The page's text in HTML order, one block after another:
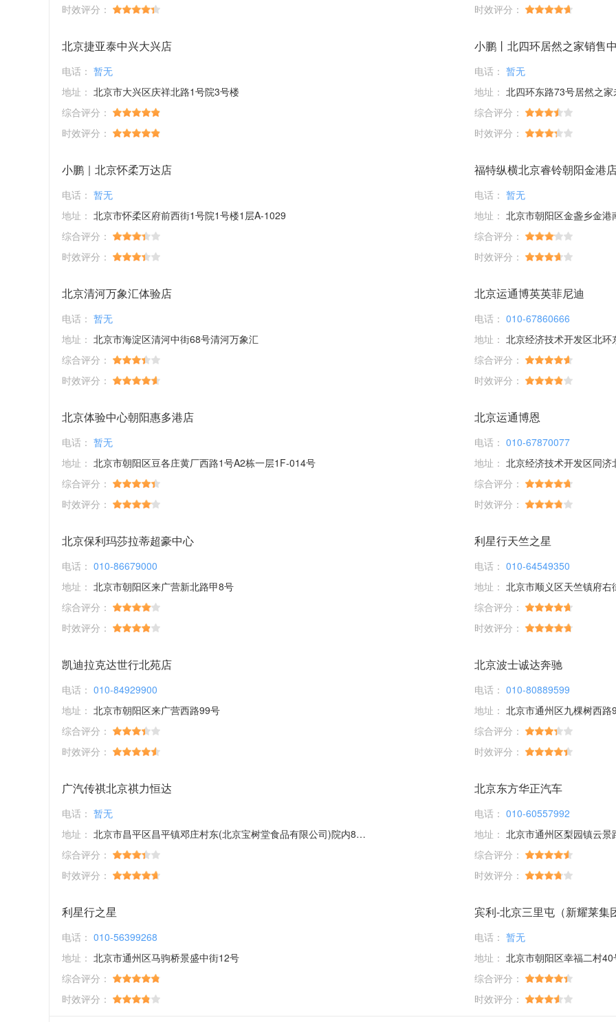
时效评分：
时效评分：
北京捷亚泰中兴大兴店
电话： 暂无
地址： 北京市大兴区庆祥北路1号院3号楼
综合评分：
时效评分：
小鹏丨北四环居然之家销售
电话： 暂无
地址： 北四环东路73号居然之
综合评分：
时效评分：
小鹏｜北京怀柔万达店
电话： 暂无
地址： 北京市怀柔区府前西街1号院1号楼1层A-1029
综合评分：
时效评分：
福特纵横北京睿铃朝阳金港
电话： 暂无
地址： 北京市朝阳区金盏乡金
综合评分：
时效评分：
北京清河万象汇体验店
电话： 暂无
地址： 北京市海淀区清河中街68号清河万象汇
综合评分：
时效评分：
北京运通博英英菲尼迪
电话： 010-67860666
地址： 北京经济技术开发区北环
综合评分：
时效评分：
北京体验中心朝阳惠多港店
电话： 暂无
地址： 北京市朝阳区豆各庄黄厂西路1号A2栋一层1F-014号
综合评分：
时效评分：
北京运通博恩
电话： 010-67870077
地址： 北京经济技术开发区同济
综合评分：
时效评分：
北京保利玛莎拉蒂超豪中心
电话： 010-86679000
地址： 北京市朝阳区来广营新北路甲8号
综合评分：
时效评分：
利星行天竺之星
电话： 010-64549350
地址： 北京市顺义区天竺镇府右
综合评分：
时效评分：
凯迪拉克达世行北苑店
电话： 010-84929900
地址： 北京市朝阳区来广营西路99号
综合评分：
时效评分：
北京波士诚达奔驰
电话： 010-80889599
地址： 北京市通州区九棵树西路
综合评分：
时效评分：
广汽传祺北京祺力恒达
电话： 暂无
地址： 北京市昌平区昌平镇邓庄村东(北京宝树堂食品有限公司)院内8幢17幢
综合评分：
时效评分：
北京东方华正汽车
电话： 010-60557992
地址： 北京市通州区梨园镇云景
综合评分：
时效评分：
利星行之星
电话： 010-56399268
地址： 北京市通州区马驹桥景盛中街12号
综合评分：
时效评分：
宾利-北京三里屯（新耀莱集
电话： 暂无
地址： 北京市朝阳区幸福二村
综合评分：
时效评分：